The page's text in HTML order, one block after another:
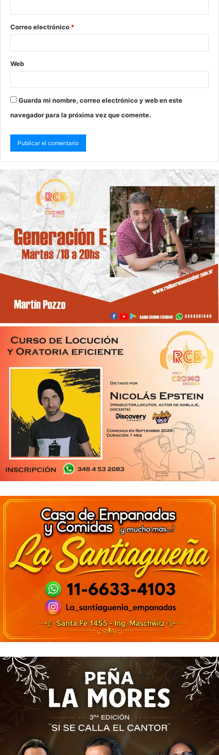
Correo electrónico *
Web
Guarda mi nombre, correo electrónico y web en este
navegador para la próxima vez que comente.